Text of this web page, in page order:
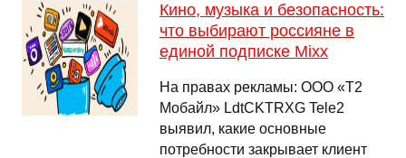
Кино, музыка и безопасность:
что выбирают россияне в
единой подписке Mixx
На правах рекламы: ООО «Т2
Мобайл» LdtCKTRXG Tele2
выявил, какие основные
потребности закрывает клиент